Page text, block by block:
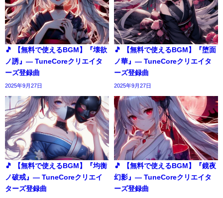
🎵 【無料で使えるBGM】『壊欲
ノ誘』― TuneCoreクリエイタ
ーズ登録曲
2025年9月27日
🎵 【無料で使えるBGM】『堕面
ノ華』― TuneCoreクリエイタ
ーズ登録曲
2025年9月27日
🎵 【無料で使えるBGM】『均衡
ノ破戒』― TuneCoreクリエイ
ターズ登録曲
🎵 【無料で使えるBGM】『鏡夜
幻影』― TuneCoreクリエイタ
ーズ登録曲